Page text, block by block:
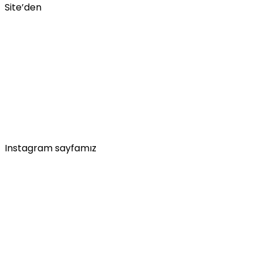
Site’den
Instagram sayfamız